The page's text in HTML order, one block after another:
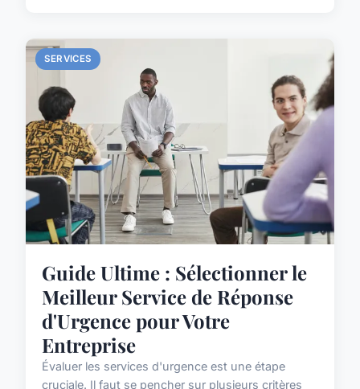
SERVICES
Guide Ultime : Sélectionner le
Meilleur Service de Réponse
d'Urgence pour Votre
Entreprise
Évaluer les services d'urgence est une étape
cruciale. Il faut se pencher sur plusieurs critères